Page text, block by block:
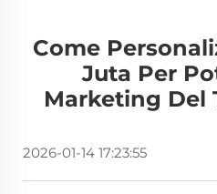
Come
Juta Per
Marketing Del
2026-01-14 17:23:55